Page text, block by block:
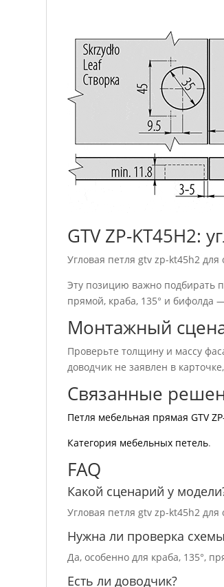
GTV ZP-KT45H2:
Угловая петля gtv zp-kt45h2 для
Эту позицию важно подбирать
прямой, краба, 135° и бифолда
Монтажный
Проверьте толщину и массу
доводчик не заявлен в
Связанные
Петля мебельная прямая GTV
Категория мебельных петель.
FAQ
Какой сценарий у
Угловая петля gtv zp-kt45h2 для
Нужна ли проверка
Да, особенно для краба, 135°,
Есть ли доводчик?